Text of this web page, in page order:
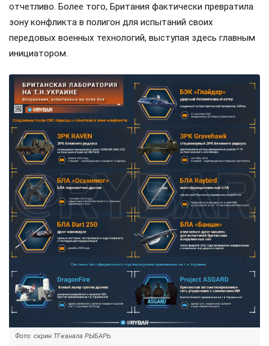
отчетливо. Более того, Британия фактически превратила
зону конфликта в полигон для испытаний своих
передовых военных технологий, выступая здесь главным
инициатором.
Фото: скрин ТГ-канала РЫБАРЬ